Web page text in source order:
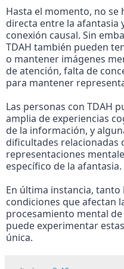
Hasta el momento, no se
directa entre la afantasia
conexión causal. Sin
TDAH también pueden
o mantener imágenes
de atención, falta de
para mantener
Las personas con TDAH
amplia de experiencias
de la información, y
dificultades relacionadas
representaciones
específico de la afantasia.
En última instancia, tanto
condiciones que afectan
procesamiento mental
puede experimentar
única.